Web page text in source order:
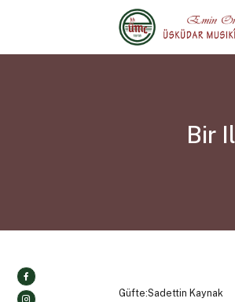
Bir
Güfte:Sadettin Kaynak